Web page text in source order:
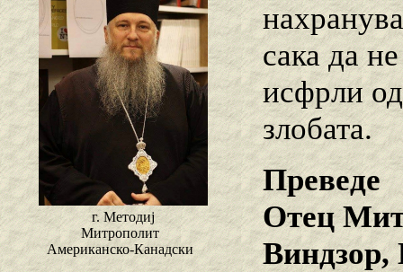
г. Методиј
Митрополит
Американско-Канадски
сака да
исфрли
злобата.
Преведе
Отец
Виндзор,